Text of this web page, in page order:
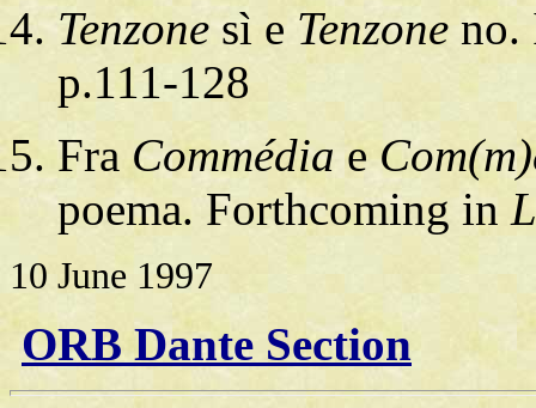
Tenzone sì e Tenzone
p.111-128
Fra Commédia e
poema. Forthcoming in
10 June 1997
ORB Dante Section